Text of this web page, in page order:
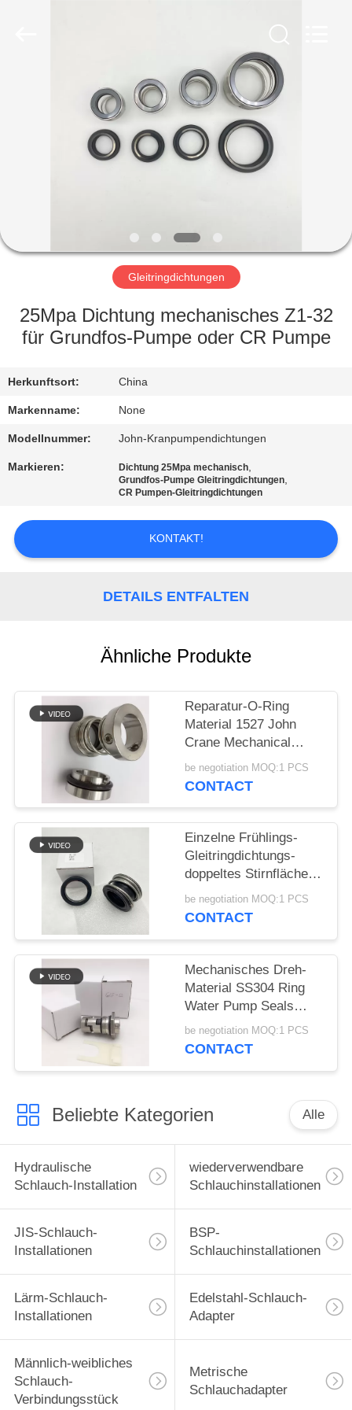
PRODUKTE
FABRIK-
QUALITÄTSKONTROLLE
TRETEN
SIE
MIT
UNS
FORDERN
SITEMAP
PRIVACY
POLICY
Gleitringdichtungen
25Mpa Dichtung mechanisches Z1-32
für Grundfos-Pumpe oder CR Pumpe
Herkunftsort: China
Markenname: None
Modellnummer: John-Kranpumpendichtungen
Markieren: Dichtung 25Mpa mechanisch,
Grundfos-Pumpe Gleitringdichtungen,
CR Pumpen-Gleitringdichtungen
KONTAKT!
DETAILS ENTFALTEN
Ähnliche Produkte
Reparatur-O-Ring
Material 1527 John
Crane Mechanical
Seals SS304
be negotiation MOQ:1 PCS
CONTACT
Einzelne Frühlings-
Gleitringdichtungs-
doppeltes Stirnfläche-
Gummi-Gebrüll
be negotiation MOQ:1 PCS
CONTACT
Mechanisches Dreh-
Material SS304 Ring
Water Pump Seals
12mm
be negotiation MOQ:1 PCS
CONTACT
Beliebte Kategorien Alle
Hydraulische
Schlauch-Installation
wiederverwendbare
Schlauchinstallationen
JIS-Schlauch-
Installationen
BSP-
Schlauchinstallationen
Lärm-Schlauch-
Installationen
Edelstahl-Schlauch-
Adapter
Männlich-weibliches
Schlauch-
Verbindungsstück
Metrische
Schlauchadapter